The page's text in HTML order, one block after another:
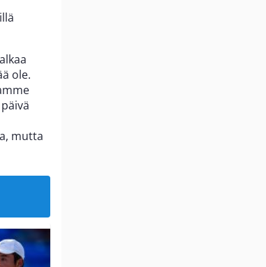
ole.
mutta